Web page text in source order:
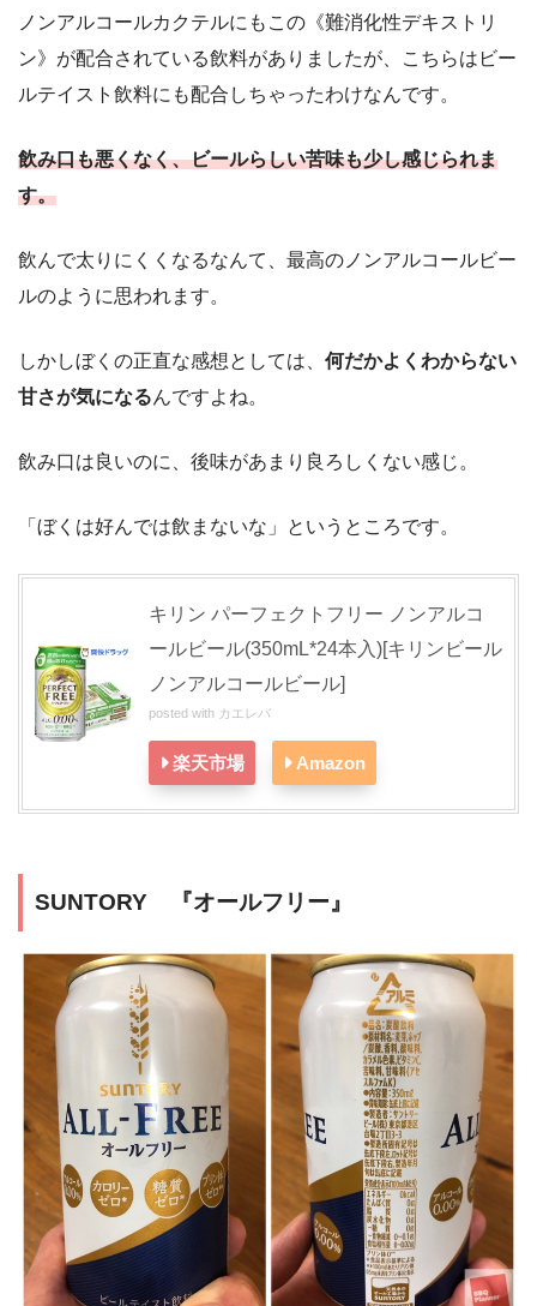
ノンアルコールカクテルにもこの《難消化性デキストリ
ン》が配合されている飲料がありましたが、こちらはビー
ルテイスト飲料にも配合しちゃったわけなんです。
飲み口も悪くなく、ビールらしい苦味も少し感じられま
す。
飲んで太りにくくなるなんて、最高のノンアルコールビー
ルのように思われます。
しかしぼくの正直な感想としては、 何だかよくわからない
甘さが気になるんですよね。
飲み口は良いのに、後味があまり良ろしくない感じ。
「ぼくは好んでは飲まないな」というところです。
キリン パーフェクトフリー ノンアルコ
ールビール(350mL*24本入)[キリンビール
ノンアルコールビール]
posted with カエレバ
楽天市場 Amazon
SUNTORY 『オールフリー』